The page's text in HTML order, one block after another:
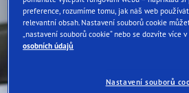
preference, rozumíme tomu, jak náš web
relevantní obsah. Nastavení souborů cookie
„nastavení souborů cookie“ nebo se dozvíte více
osobních údajů
Nastavení souborů